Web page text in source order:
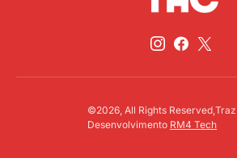
©2026, All Rights
Desenvolvimento RM4 Tech